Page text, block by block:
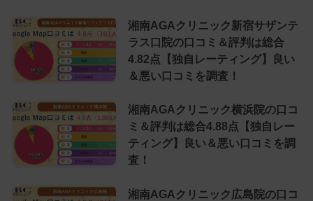
湘南AGAクリニック新宿サザンテ
ラス口院の口コミ＆評判は総合
4.82点【独自レーティング】良い
＆悪い口コミを調査！
湘南AGAクリニック横浜院の口コ
ミ＆評判は総合4.88点【独自レー
ティング】良い＆悪い口コミを調
査！
湘南AGAクリニック広島院の口コ